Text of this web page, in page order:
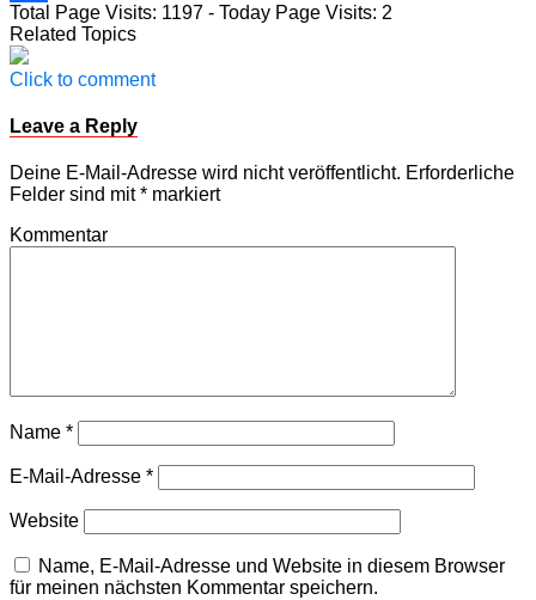
Teilen
Total Page Visits: 1197 - Today Page Visits: 2
Related Topics
Click to comment
Leave a Reply
Deine E-Mail-Adresse wird nicht veröffentlicht. Erforderliche
Felder sind mit* markiert
Kommentar
Name *
E-Mail-Adresse *
Website
Name, E-Mail-Adresse und Website in diesem Browser
für meinen nächsten Kommentar speichern.